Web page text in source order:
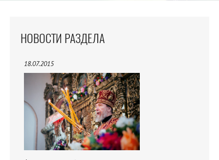
НОВОСТИ РАЗДЕЛА
18.07.2015